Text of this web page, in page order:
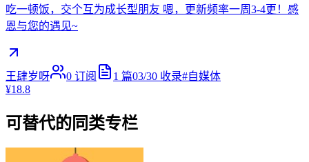
吃一顿饭，交个互为成长型朋友 嗯，更新频率一周3-4更！感
恩与您的遇见~
王肆岁呀 0 订阅 1 篇03/30 收录#自媒体
¥18.8
可替代的同类专栏